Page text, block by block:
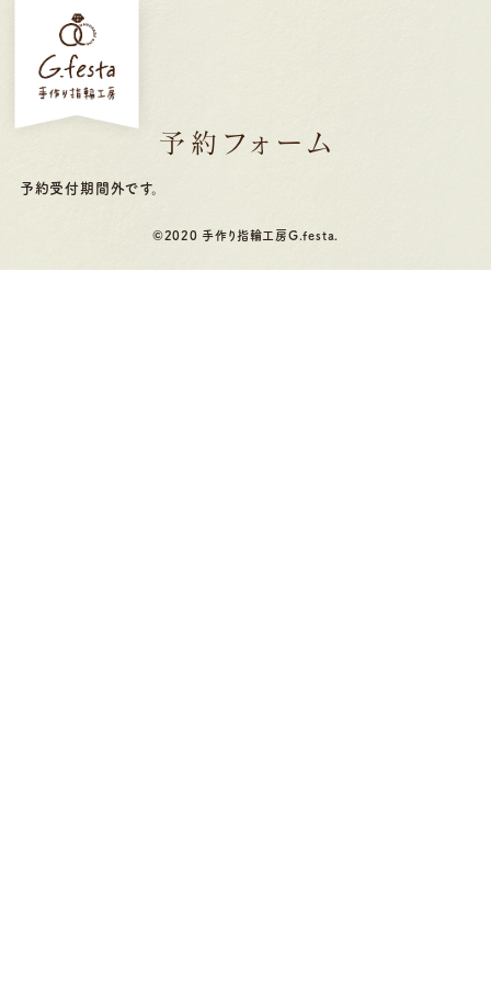
予約フォーム
予約受付期間外です。
©2020 手作り指輪工房G.festa.